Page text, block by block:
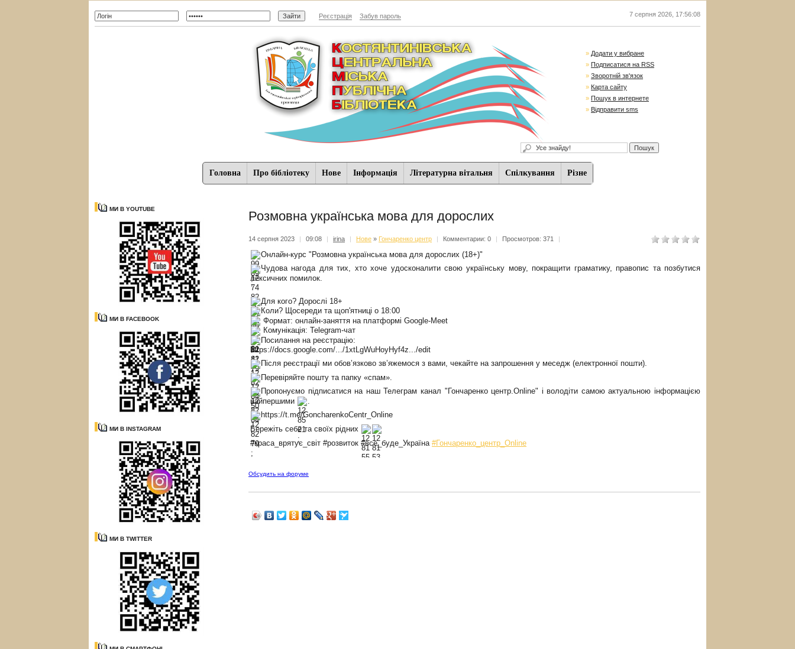
Реєстрація Забув пароль 7 серпня 2026 17:56:08
» Додати у вибране
» Подписатися на RSS
» Зворотній зв'язок
» Карта сайту
» Пошук в интернете
» Відправити sms
Головна Про бібліотеку Нове Iнформацiя Літературна вітальня Спiлкування Різне
МИ В YOUTUBE
МИ В FACEBOOK
МИ В INSTAGRAM
МИ В TWITTER
Розмовна українська мова для дорослих
14 серпня 2023 | 09:08 | irina | Нове » Гончаренко центр | Комментарии: 0 | Просмотров: 371 |
Онлайн-курс "Розмовна українська мова для дорослих (18+)"
Чудова нагода для тих, хто хоче удосконалити свою українську мову, покращити граматику, правопис та позбутися
лексичних помилок.
Для кого? Дорослі 18+
Коли? Щосереди та щоп'ятниці о 18:00
Формат: онлайн-заняття на платформі Google-Meet
Комунікація: Telegram-чат
Посилання на реєстрацію:
https://docs.google.com/.../1xtLgWuHoyHyf4z.../edit
Після реєстрації ми обов’язково зв’яжемося з вами, чекайте на запрошення у меседж (електронної пошти).
Перевіряйте пошту та папку «спам».
Пропонуємо підписатися на наш Телеграм канал "Гончаренко центр.Online" і володіти самою актуальною інформацією
найпершими
https://t.me/GoncharenkoCentr_Online
Бережіть себе та своїх рідних
#краса_врятує_світ #розвиток #все_буде_Україна #Гончаренко_центр_Online
Обсудить на форуме